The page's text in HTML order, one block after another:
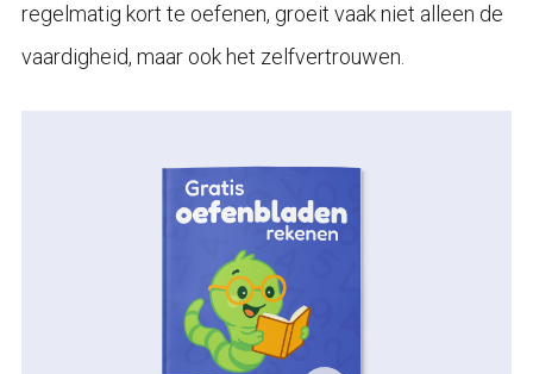
regelmatig kort te oefenen, groeit vaak niet alleen de
vaardigheid, maar ook het zelfvertrouwen.